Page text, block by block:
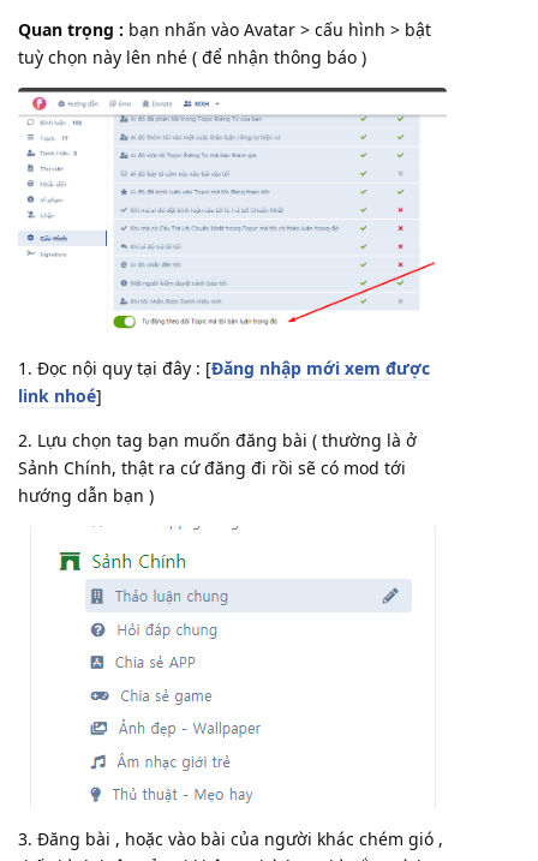
Quan trọng : bạn nhấn vào Avatar > cấu hình > bật
tuỳ chọn này lên nhé ( để nhận thông báo )
1. Đọc nội quy tại đây : [Đăng nhập mới xem được
link nhoé]
2. Lựu chọn tag bạn muốn đăng bài ( thường là ở
Sảnh Chính, thật ra cứ đăng đi rồi sẽ có mod tới
hướng dẫn bạn )
3. Đăng bài , hoặc vào bài của người khác chém gió ,